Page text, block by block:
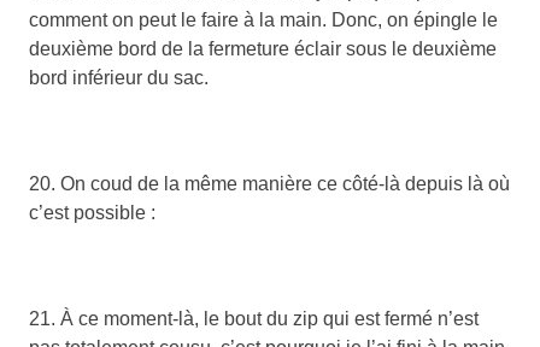
comment on peut le faire à la main. Donc, on épingle le
deuxième bord de la fermeture éclair sous le deuxième
bord inférieur du sac.
20. On coud de la même manière ce côté-là depuis là où
c’est possible :
21. À ce moment-là, le bout du zip qui est fermé n’est